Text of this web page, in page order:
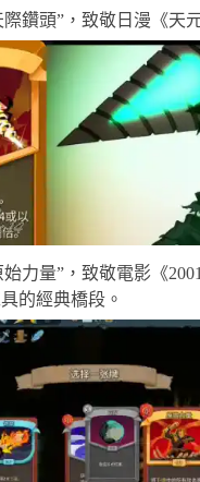
鑽頭”，致敬日漫《天
力量”，致敬電影《
的經典橋段。